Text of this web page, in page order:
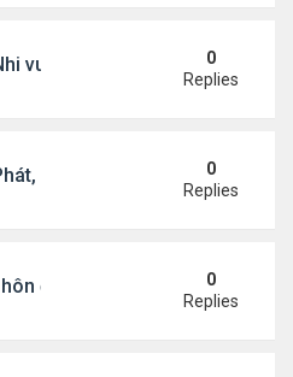
vui vẻ ôm người cũ của vợ
0
Replies
Lưu Gia Linh viếng vợ cũ ..
0
Replies
đắm đuối bạn trai trên du
0
Replies